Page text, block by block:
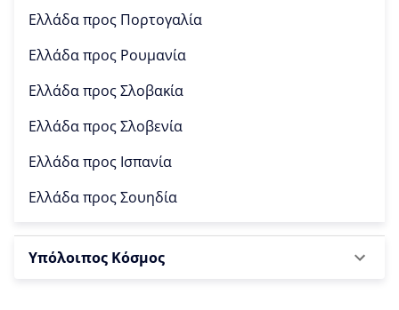
Ελλάδα προς Πορτογαλία
Ελλάδα προς Ρουμανία
Ελλάδα προςΣλοβακία
Ελλάδα προςΣλοβενία
Ελλάδα προς Ισπανία
Ελλάδα προςΣουηδία
Υπόλοιπος Κόσμος